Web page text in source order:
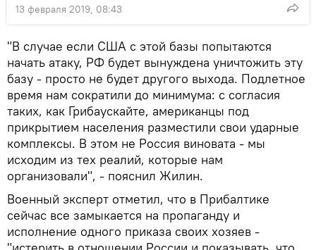
13 февраля 2019, 08:43
"В случае если США с этой базы попытаются
начать атаку, РФ будет вынуждена уничтожить эту
базу - просто не будет другого выхода. Подлетное
время нам сократили до минимума: с согласия
таких, как Грибаускайте, американцы под
прикрытием населения разместили свои ударные
комплексы. В этом не Россия виновата - мы
исходим из тех реалий, которые нам
организовали", - пояснил Жилин.
Военный эксперт отметил, что в Прибалтике
сейчас все замыкается на пропаганду и
исполнение одного приказа своих хозяев -